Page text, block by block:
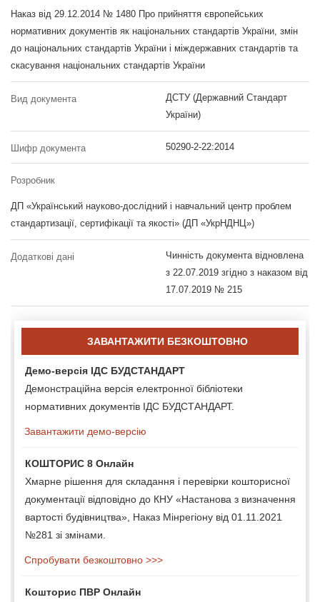
Наказ від 29.12.2014 № 1480 Про прийняття європейських
нормативних документів як національних стандартів України, змін
до національних стандартів України і міждержавних стандартів та
скасування національних стандартів України
Вид документа
ДСТУ (Державний Стандарт
України)
Шифр документа 50290-2-22:2014
Розробник
ДП «Український науково-дослідний і навчальний центр проблем
стандартизації, сертифікації та якості» (ДП «УкрНДНЦ»)
Додаткові дані
Чинність документа відновлена
з 22.07.2019 згідно з наказом від
17.07.2019 № 215
ЗАВАНТАЖИТИ БЕЗКОШТОВНО
Демо-версія ІДС БУДСТАНДАРТ
Демонстраційна версія електронної бібліотеки
нормативних документів ІДС БУДСТАНДАРТ.
Завантажити демо-версію
КОШТОРИС 8 Онлайн
Хмарне рішення для складання і перевірки кошторисної
документації відповідно до КНУ «Настанова з визначення
вартості будівництва», Наказ Мінрегіону від 01.11.2021
№281 зі змінами.
Спробувати безкоштовно >>>
Кошторис ПВР Онлайн